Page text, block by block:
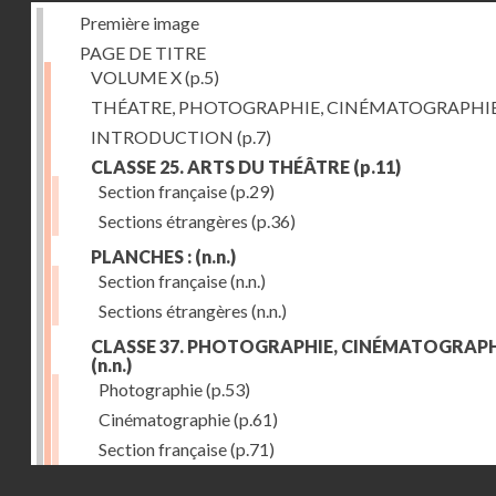
Première image
PAGE DE TITRE
VOLUME X(p.5)
THÉATRE, PHOTOGRAPHIE,
INTRODUCTION (p.7)
CLASSE 25. ARTS DU THÉÂTRE (p.11)
Section française(p.29)
Sections étrangères (p.36)
PLANCHES : (n.n.)
Section française(n.n.)
Sections étrangères (n.n.)
CLASSE 37. PHOTOGRAPHIE,
(n.n.)
Photographie(p.53)
Cinématographie(p.61)
Section française(p.71)